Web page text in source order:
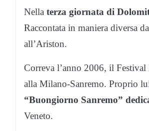
Nella terza giornata di
Raccontata in maniera diversa
all’Ariston.
Correva l’anno 2006, il
alla Milano-Sanremo. Proprio
“Buongiorno Sanremo”
Veneto.